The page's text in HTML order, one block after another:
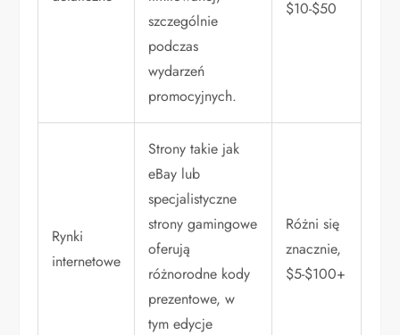
szczególnie
podczas
wydarzeń
promocyjnych.
$10-$50
Rynki
internetowe
Strony takie jak
eBay lub
specjalistyczne
strony gamingowe
oferują
różnorodne kody
prezentowe, w
tym edycje
Różni się
znacznie,
$5-$100+